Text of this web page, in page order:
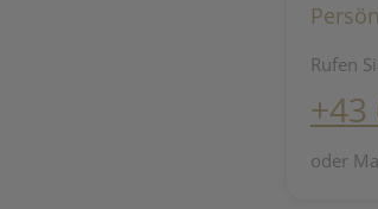
Rufen
+43
oder